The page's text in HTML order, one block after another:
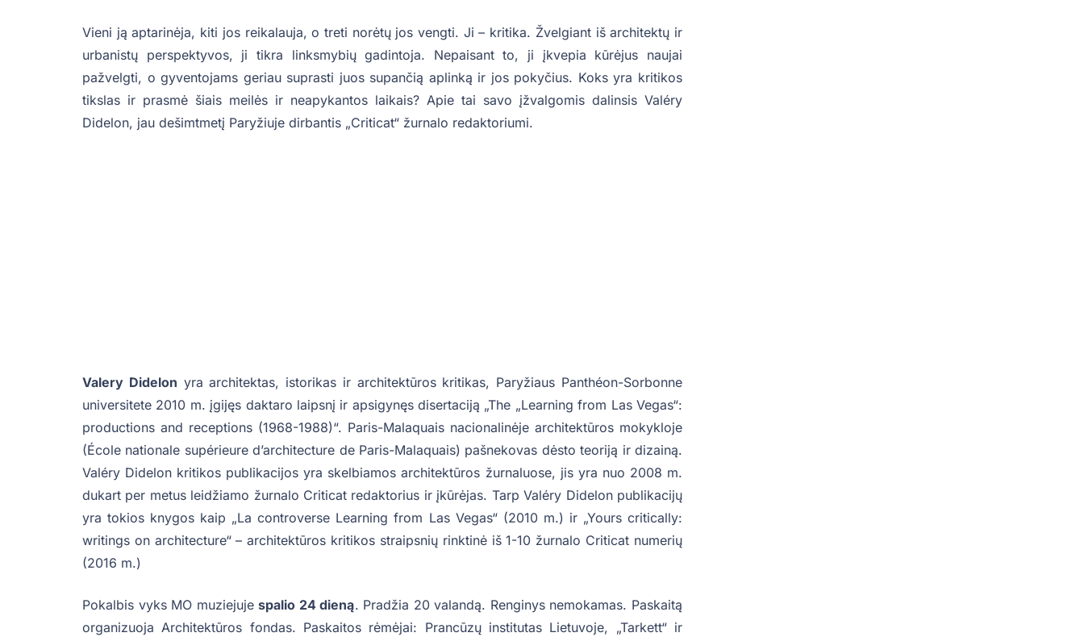
Vieni ją aptarinėja, kiti jos reikalauja, o treti norėtų jos vengti. Ji – kritika. Žvelgiant iš architektų ir
urbanistų perspektyvos, ji tikra linksmybių gadintoja. Nepaisant to, ji įkvepia kūrėjus naujai
pažvelgti, o gyventojams geriau suprasti juos supančią aplinką ir jos pokyčius. Koks yra kritikos
tikslas ir prasmė šiais meilės ir neapykantos laikais? Apie tai savo įžvalgomis dalinsis Valéry
Didelon, jau dešimtmetį Paryžiuje dirbantis „Criticat“ žurnalo redaktoriumi.
Valery Didelon yra architektas, istorikas ir architektūros kritikas, Paryžiaus Panthéon-Sorbonne
universitete 2010 m. įgijęs daktaro laipsnį ir apsigynęs disertaciją „The „Learning from Las Vegas“:
productions and receptions (1968-1988)“. Paris-Malaquais nacionalinėje architektūros mokykloje
(École nationale supérieure d’architecture de Paris-Malaquais) pašnekovas dėsto teoriją ir dizainą.
Valéry Didelon kritikos publikacijos yra skelbiamos architektūros žurnaluose, jis yra nuo 2008 m.
dukart per metus leidžiamo žurnalo Criticat redaktorius ir įkūrėjas. Tarp Valéry Didelon publikacijų
yra tokios knygos kaip „La controverse Learning from Las Vegas“ (2010 m.) ir „Yours critically:
writings on architecture“ – architektūros kritikos straipsnių rinktinė iš 1-10 žurnalo Criticat numerių
(2016 m.)
Pokalbis vyks MO muziejujespalio 24 dieną. Pradžia 20 valandą. Renginys nemokamas. Paskaitą
organizuoja Architektūros fondas. Paskaitos rėmėjai: Prancūzų institutas Lietuvoje, „Tarkett“ ir